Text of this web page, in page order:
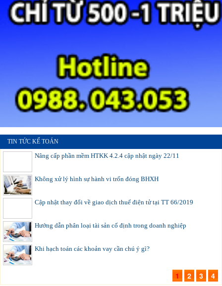
TIN TỨC KẾ TOÁN
Nâng cấp phần mềm HTKK 4.2.4 cập nhật ngày 22/11
Không xử lý hình sự hành vi trốn đóng BHXH
Cập nhật thay đổi về giao dịch thuế điện tử tại TT 66/2019
Hướng dẫn phân loại tài sản cố định trong doanh nghiệp
Khi hạch toán các khoản vay cần chú ý gì?
1 2 3 4